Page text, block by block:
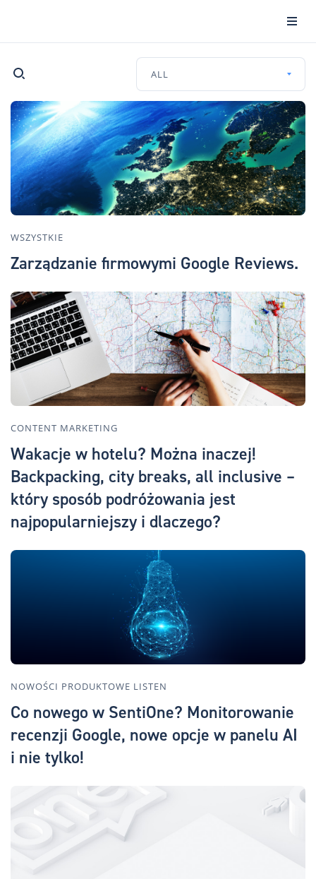
WSZYSTKIE
Zarządzanie firmowymi Google Reviews.
CONTENT MARKETING
Wakacje w hotelu? Można inaczej!
Backpacking, city breaks, all inclusive –
który sposób podróżowania jest
najpopularniejszy i dlaczego?
NOWOŚCI PRODUKTOWE LISTEN
Co nowego w SentiOne? Monitorowanie
recenzji Google, nowe opcje w panelu AI
i nie tylko!
ALL